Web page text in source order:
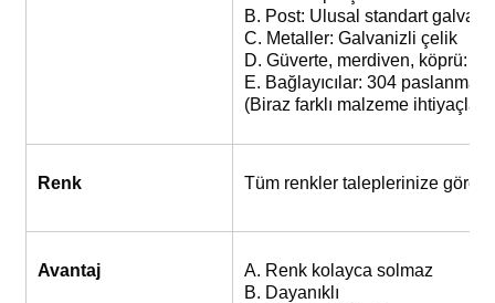
B. Post: Ulusal standart
C. Metaller: Galvanizli çelik
D. Güverte, merdiven, köprü:
E. Bağlayıcılar: 304 paslanmaz
(Biraz farklı malzeme
Renk Tüm renkler taleplerinize göre
Avantaj
A. Renk kolayca solmaz
B. Dayanıklı